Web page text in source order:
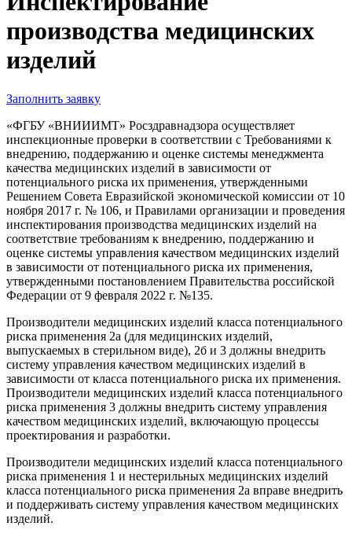
производства медицинских
изделий
Заполнить заявку
«ФГБУ «ВНИИИМТ» Росздравнадзора осуществляет
инспекционные проверки в соответствии с Требованиями к
внедрению, поддержанию и оценке системы менеджмента
качества медицинских изделий в зависимости от
потенциального риска их применения, утвержденными
Решением Совета Евразийской экономической комиссии от 10
ноября 2017 г. № 106, и Правилами организации и проведения
инспектирования производства медицинских изделий на
соответствие требованиям к внедрению, поддержанию и
оценке системы управления качеством медицинских изделий
в зависимости от потенциального риска их применения,
утвержденными постановлением Правительства российской
Федерации от 9 февраля 2022 г. №135.
Производители медицинских изделий класса потенциального
риска применения 2а (для медицинских изделий,
выпускаемых в стерильном виде), 2б и 3 должны внедрить
систему управления качеством медицинских изделий в
зависимости от класса потенциального риска их применения.
Производители медицинских изделий класса потенциального
риска применения 3 должны внедрить систему управления
качеством медицинских изделий, включающую процессы
проектирования и разработки.
Производители медицинских изделий класса потенциального
риска применения 1 и нестерильных медицинских изделий
класса потенциального риска применения 2а вправе внедрить
и поддерживать систему управления качеством медицинских
изделий.